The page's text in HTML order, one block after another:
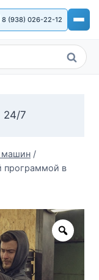
8 (938) 026-22-12
Поиск
24/7
машин /
программой в
Zoom